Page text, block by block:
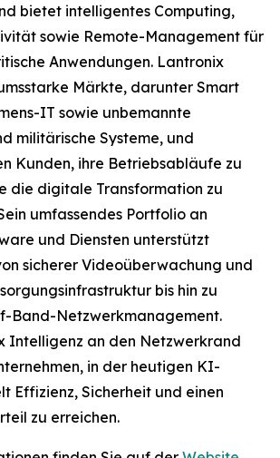
bietet intelligentes Computing,
sowie Remote-Management für
Anwendungen. Lantronix
Märkte, darunter Smart
IT sowie unbemannte
militärische Systeme, und
Kunden, ihre Betriebsabläufe zu
die digitale Transformation zu
umfassendes Portfolio an
und Diensten unterstützt
sicherer Videoüberwachung und
bis hin zu
Band-Netzwerkmanagement.
Intelligenz an den Netzwerkrand
in der heutigen KI-
Effizienz, Sicherheit und einen
zu erreichen.